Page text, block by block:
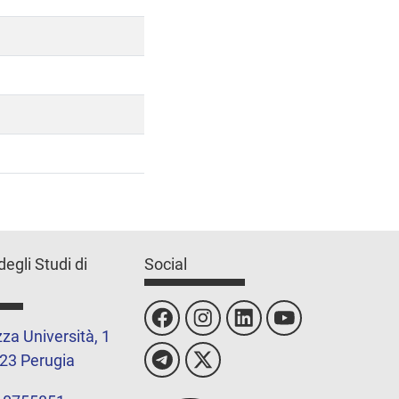
Studi di
Università, 1
Perugia
Social